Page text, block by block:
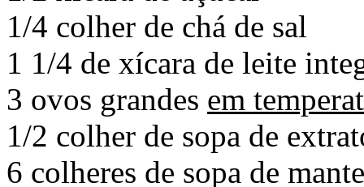
1/4 colher de chá de sal
1 1/4 de xícara de leite
3 ovos grandes em
1/2 colher de sopa de
6 colheres de sopa de